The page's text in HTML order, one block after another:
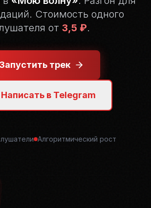
Стоимость одного
от 3,5 ₽.
Запустить трек
Написать в Telegram
Алгоритмический рост